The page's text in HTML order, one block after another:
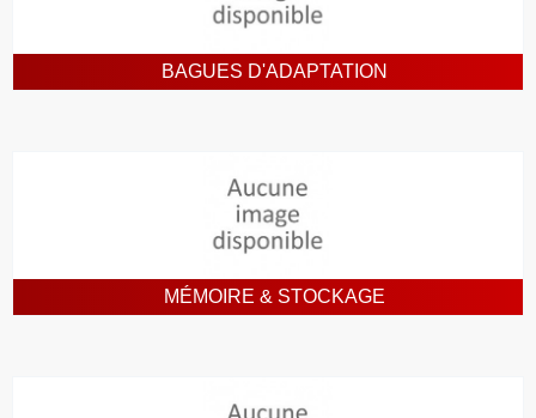
BAGUES D'ADAPTATION
MÉMOIRE & STOCKAGE